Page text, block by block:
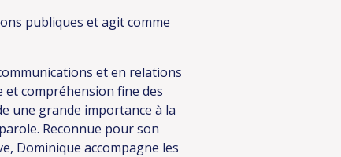
publiques et agit comme
et en relations
et compréhension fine des
une grande importance à la
Reconnue pour son
Dominique accompagne les